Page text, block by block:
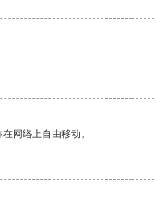
网络上自由移动。